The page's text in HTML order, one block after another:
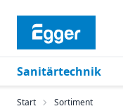
Sanitärtechnik
Start Sortiment